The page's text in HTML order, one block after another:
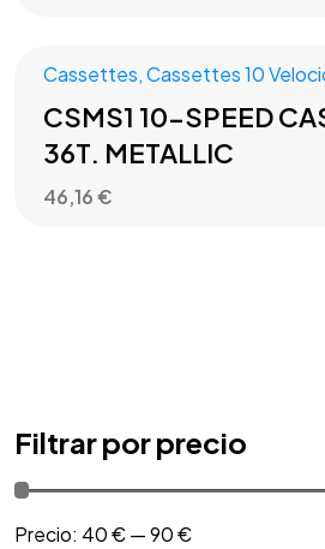
Cassettes,Cassettes 10
CSMS1 10-SPEED
36T. METALLIC
46,16€
Filtrar por precio
Precio: 40 €—90 €